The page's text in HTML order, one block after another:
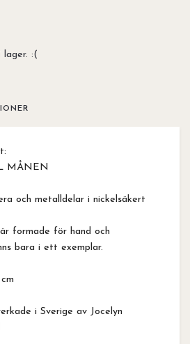
lager. :(
MÅNEN
och metalldelar i nickelsäkert
formade för hand och
bara i ett exemplar.
i Sverige av Jocelyn